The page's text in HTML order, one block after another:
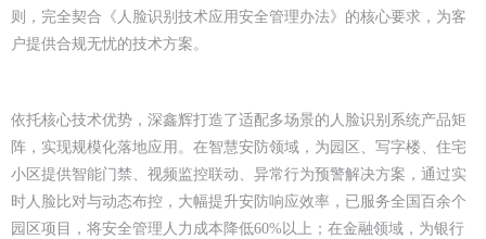
则，完全契合《人脸识别技术应用安全管理办法》的核心要求，为客
户提供合规无忧的技术方案。
依托核心技术优势，深鑫辉打造了适配多场景的人脸识别系统产品矩
阵，实现规模化落地应用。在智慧安防领域，为园区、写字楼、住宅
小区提供智能门禁、视频监控联动、异常行为预警解决方案，通过实
时人脸比对与动态布控，大幅提升安防响应效率，已服务全国百余个
园区项目，将安全管理人力成本降低60%以上；在金融领域，为银行